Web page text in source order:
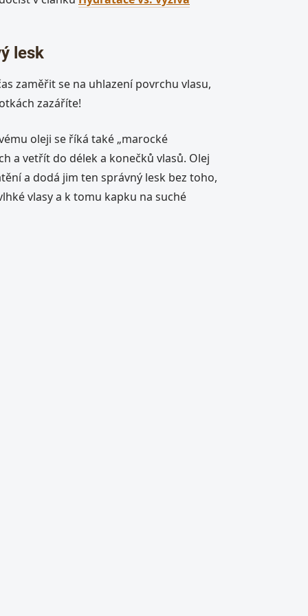
lesk
zaměřit se na uhlazení povrchu vlasu,
zazáříte!
oleji se říká také „marocké
a vetřít do délek a konečků vlasů. Olej
a dodá jim ten správný lesk bez toho,
vlasy a k tomu kapku na suché